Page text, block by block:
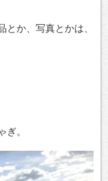
か、写真とかは、
。